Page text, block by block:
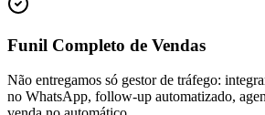
Funil Completo de Vendas
Não entregamos só gestor de tráfego:
no WhatsApp, follow-up automatizado,